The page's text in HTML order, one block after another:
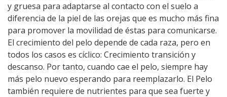
y gruesa para adaptarse al contacto con el suelo a
diferencia de la piel de las orejas que es mucho más fina
para promover la movilidad de éstas para comunicarse.
El crecimiento del pelo depende de cada raza, pero en
todos los casos es cíclico: Crecimiento transición y
descanso. Por tanto, cuando cae el pelo, siempre hay
más pelo nuevo esperando para reemplazarlo. El Pelo
también requiere de nutrientes para que sea fuerte y